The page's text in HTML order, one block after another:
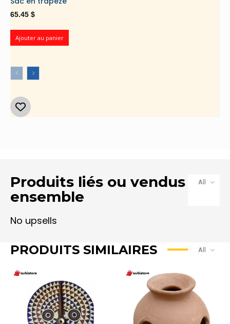
65.45 $
Ajouter au panier
Produits liés ou vendus
ensemble
All
PRODUITS SIMILAIRES All